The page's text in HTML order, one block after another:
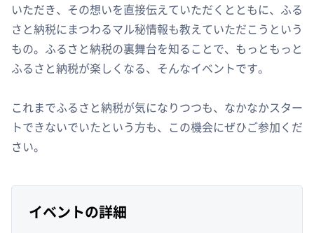
いただき、その想いを直接伝えていただくとともに、ふる
さと納税にまつわるマル秘情報も教えていただこうという
もの。ふるさと納税の裏舞台を知ることで、もっともっと
ふるさと納税が楽しくなる、そんなイベントです。
これまでふるさと納税が気になりつつも、なかなかスター
トできないでいたという方も、この機会にぜひご参加くだ
さい。
イベントの詳細